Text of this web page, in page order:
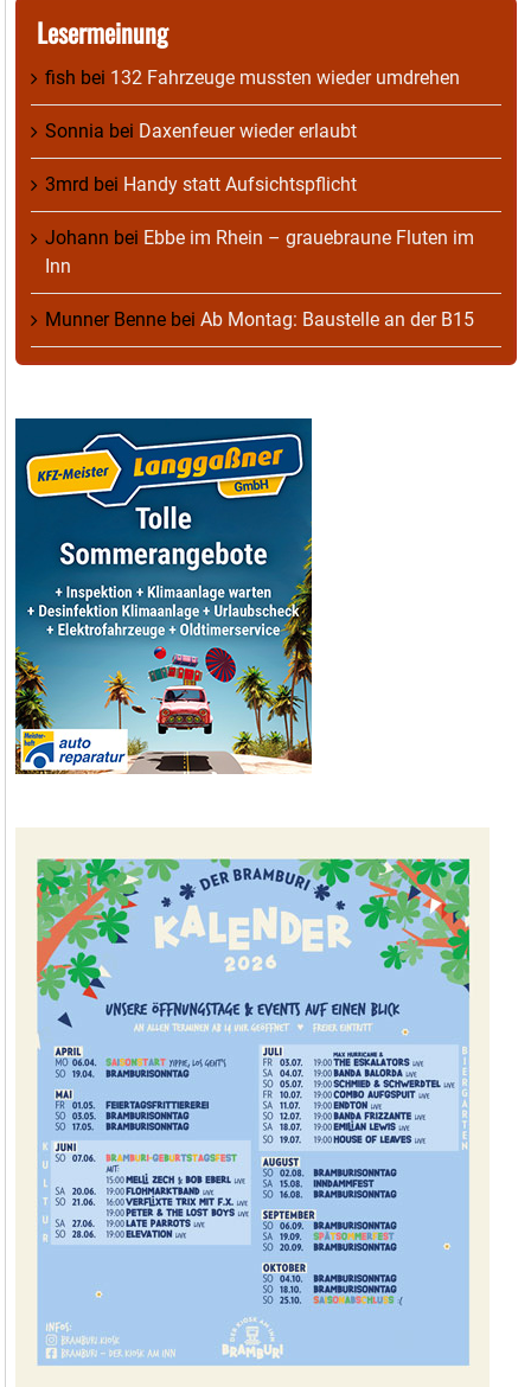
Lesermeinung
fish bei 132 Fahrzeuge mussten wieder umdrehen
Sonnia bei Daxenfeuer wieder erlaubt
3mrd bei Handy statt Aufsichtspflicht
Johann bei Ebbe im Rhein – grauebraune Fluten im
Inn
Munner Benne bei Ab Montag: Baustelle an der B15